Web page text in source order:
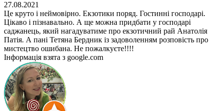
27.08.2021
Це круто і неймовірно. Екзотики поряд. Гостинні господарі.
Цікаво і пізнавально. А ще можна придбати у господарі
саджанець, який нагадуватиме про екзотичний рай Анатолія
Патія. А пані Тетяна Бердник із задоволенням розповість про
мистецтво ошибана. Не пожалкуєте!!!!
Інформація взята з google.com